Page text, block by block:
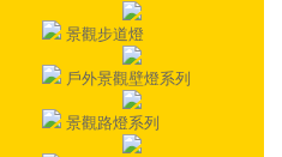
景觀步道燈
戶外景觀壁燈系列
景觀路燈系列